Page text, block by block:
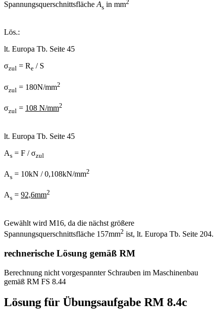
Spannungsquerschnittsfläche As in mm2
Lös.:
lt. Europa Tb. Seite 45
σzul = Re / S
σzul = 180N/mm2
σzul = 108 N/mm2
lt. Europa Tb. Seite 45
As = F / σzul
As = 10kN / 0,108kN/mm2
As = 92,6mm2
Gewählt wird M16, da die nächst größere
Spannungsquerschnittsfläche 157mm2 ist, lt. Europa Tb. Seite 204.
rechnerische Lösung gemäß RM
Berechnung nicht vorgespannter Schrauben im Maschinenbau
gemäß RM FS 8.44
Lösung für Übungsaufgabe RM 8.4c